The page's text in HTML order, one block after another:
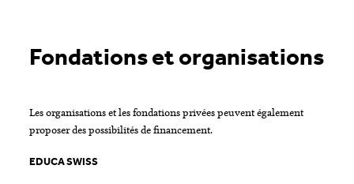
Fondations et organisations
Les organisations et les fondations privées peuvent également
proposer des possibilités de financement.
EDUCA SWISS